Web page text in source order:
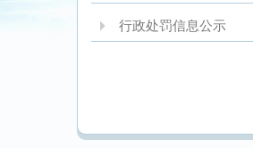
行政处罚信息公示